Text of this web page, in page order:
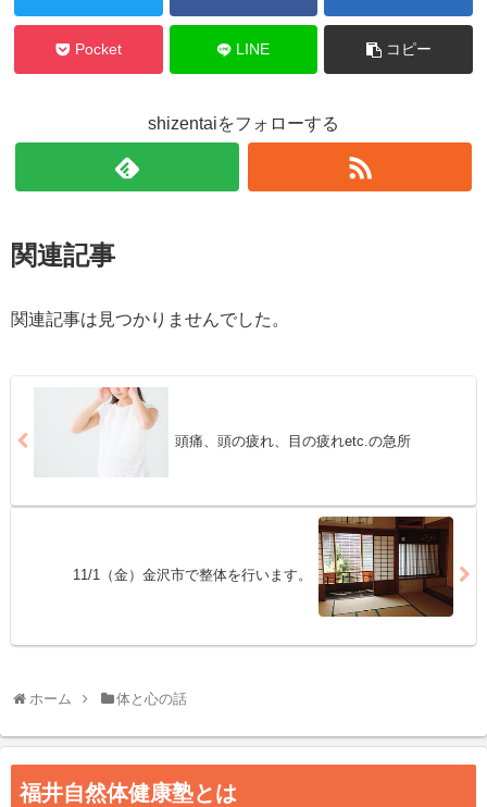
Pocket LINE コピー
shizentaiをフォローする
関連記事
関連記事は見つかりませんでした。
頭痛、頭の疲れ、目の疲れetc.の急所
11/1（金）金沢市で整体を行います。
ホーム 体と心の話
福井自然体健康塾とは